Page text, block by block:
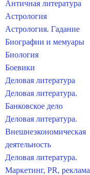
Античная литература
Астрология
Астрология. Гадание
Биографии и мемуары
Биология
Боевики
Деловая литература
Деловая литература.
Банковское дело
Деловая литература.
Внешнеэкономическая
деятельность
Деловая литература.
Маркетинг, PR, реклама